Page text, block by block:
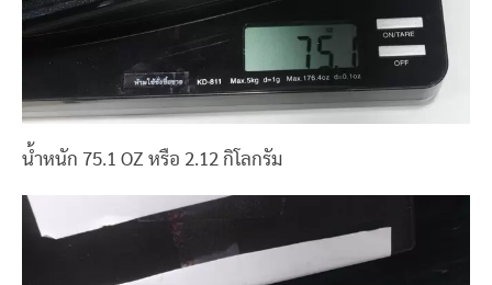
น้ำหนัก 75.1 OZ หรือ 2.12 กิโลกรัม